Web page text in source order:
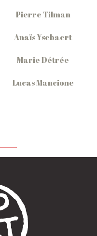
Pierre Tilman
Anaïs Ysebaert
Marie Détrée
Lucas Mancione